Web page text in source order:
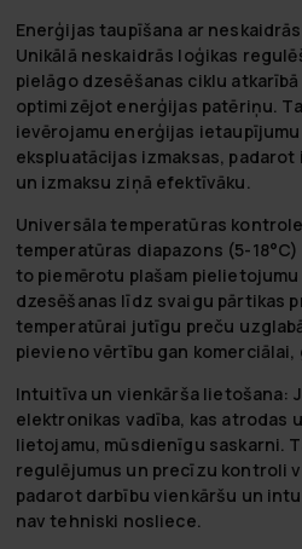
Enerģijas taupīšana ar
Unikālā neskaidrās loģikas
pielāgo dzesēšanas ciklu
optimizējot enerģijas patēriņu.
ievērojamu enerģijas ietaupījumu
ekspluatācijas izmaksas,
un izmaksu ziņā efektīvāku.
Universāla temperatūras
temperatūras diapazons (5-
to piemērotu plašam
dzesēšanas līdz svaigu pārtikas
temperatūrai jutīgu preču
pievieno vērtību gan komerciālai,
Intuitīva un vienkārša lietošana:
elektronikas vadība, kas atrodas
lietojamu, mūsdienīgu saskarni.
regulējumus un precīzu kontroli
padarot darbību vienkāršu un
nav tehniski nosliece.